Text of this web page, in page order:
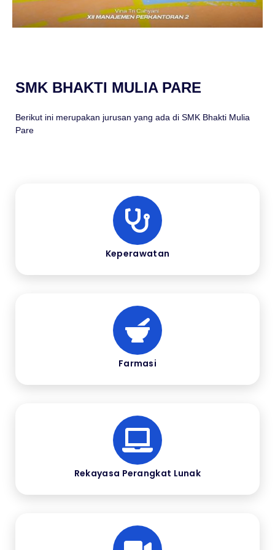
SMK BHAKTI MULIA PARE
Berikut ini merupakan jurusan yang ada di SMK Bhakti Mulia
Pare
Keperawatan
Farmasi
Rekayasa Perangkat Lunak